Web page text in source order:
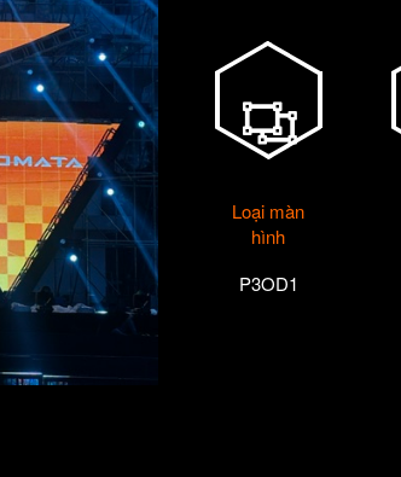
Loại màn
hình
P3OD1